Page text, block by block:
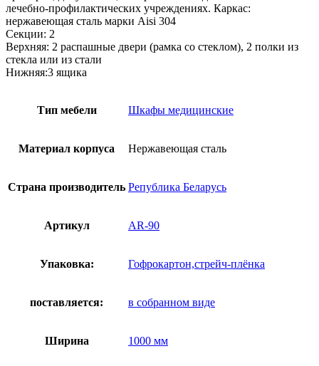
лечебно-профилактических учреждениях. Каркас:
нержавеющая сталь марки Aisi 304
Секции: 2
Верхняя: 2 распашные двери (рамка со стеклом), 2 полки из
стекла или из стали
Нижняя:3 ящика
Тип мебели Шкафы медицинские
Материал корпуса Нержавеющая сталь
Страна производитель Република Беларусь
Артикул AR-90
Упаковка: Гофрокартон,стрейч-плёнка
поставляется: в собранном виде
Ширина 1000 мм